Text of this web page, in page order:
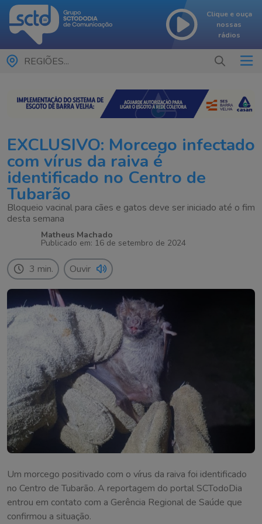
Clique e ouça
nossas
rádios
REGIÕES...
EXCLUSIVO: Morcego infectado
com vírus da raiva é
identificado no Centro de
Tubarão
Bloqueio vacinal para cães e gatos deve ser iniciado até o fim
desta semana
Matheus Machado
Publicado em: 16 de setembro de 2024
3 min. Ouvir
Um morcego positivado com o vírus da raiva foi identificado
no Centro de Tubarão. A reportagem do portal SCTodoDia
entrou em contato com a Gerência Regional de Saúde que
confirmou a situação.